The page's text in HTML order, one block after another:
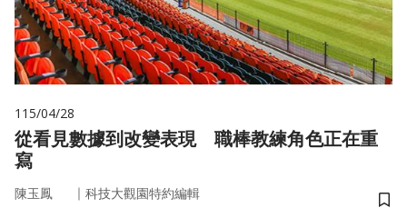
115/04/28
從看見數據到改變表現 職棒教練角色正在重
寫
陳玉鳳 ｜ 科技大觀園特約編輯
儲